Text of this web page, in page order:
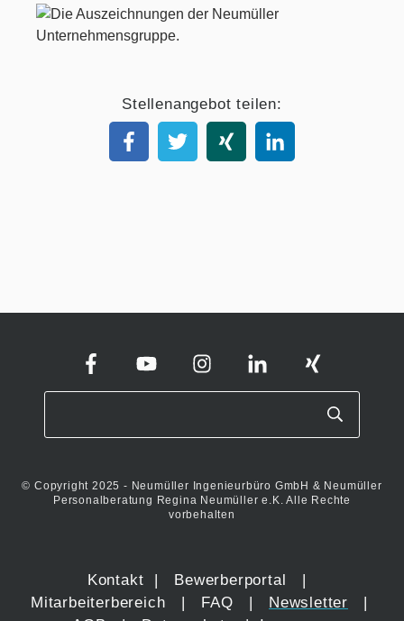
Stellenangebot teilen:
© Copyright 2025 - Neumüller Ingenieurbüro GmbH & Neumüller
Personalberatung Regina Neumüller e.K. Alle Rechte
vorbehalten
Kontakt | Bewerberportal |
Mitarbeiterbereich
| FAQ | Newsletter |